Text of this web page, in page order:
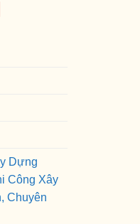
Dựng
Công Xây
Chuyên